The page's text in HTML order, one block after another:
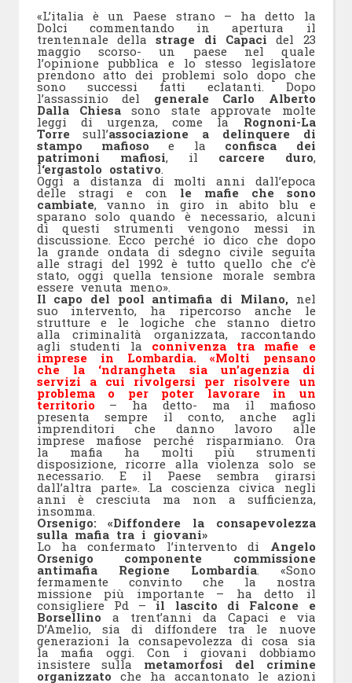
«L’italia è un Paese strano – ha detto la
Dolci commentando in apertura il
trentennale dellastrage di Capaci del 23
maggio scorso- un paese nel quale
l’opinione pubblica e lo stesso legislatore
prendono atto dei problemi solo dopo che
sono successi fatti eclatanti. Dopo
l’assassinio del generale Carlo Alberto
Dalla Chiesasono state approvate molte
leggi di urgenza, come la Rognoni-La
Torre sull’associazione a delinquere di
stampo mafioso e la confisca dei
patrimoni mafiosi, il carcere duro,
l‘ergastolo ostativo
Oggi a distanza di molti anni dall’epoca
delle stragi e con le mafie che sono
cambiate, vanno in giro in abito blu e
sparano solo quando è necessario, alcuni
di questi strumenti vengono messi in
discussione. Ecco perché io dico che dopo
la grande ondata di sdegno civile seguita
alle stragi del 1992 è tutto quello che c’è
stato, oggi quella tensione morale sembra
essere venuta meno».
Il capo del pool antimafia di Milano, nel
suo intervento, ha ripercorso anche le
strutture e le logiche che stanno dietro
alla criminalità organizzata, raccontando
agli studenti la connivenza tra mafie e
imprese in Lombardia. «Molti pensano
che la ‘ndrangheta sia un’agenzia di
servizi a cui rivolgersi per risolvere un
problema o per poter lavorare in un
territorio – ha detto- ma il mafioso
presenta sempre il conto, anche agli
imprenditori che danno lavoro alle
imprese mafiose perché risparmiano. Ora
la mafia ha molti più strumenti
disposizione, ricorre alla violenza solo se
necessario. E il Paese sembra girarsi
dall’altra parte». La coscienza civica negli
anni è cresciuta ma non a sufficienza,
insomma.
Orsenigo: «Diffondere la consapevolezza
sulla mafia tra i giovani»
Lo ha confermato l’intervento di Angelo
Orsenigo componente commissione
antimafia Regione Lombardia. «Sono
fermamente convinto che la nostra
missione più importante – ha detto il
consigliere Pd –il lascito di Falcone e
Borsellino a trent’anni da Capaci e via
D’Amelio, sia di diffondere tra le nuove
generazioni la consapevolezza di cosa sia
la mafia oggi. Con i giovani dobbiamo
insistere sulla metamorfosi del crimine
organizzato che ha accantonato le azioni